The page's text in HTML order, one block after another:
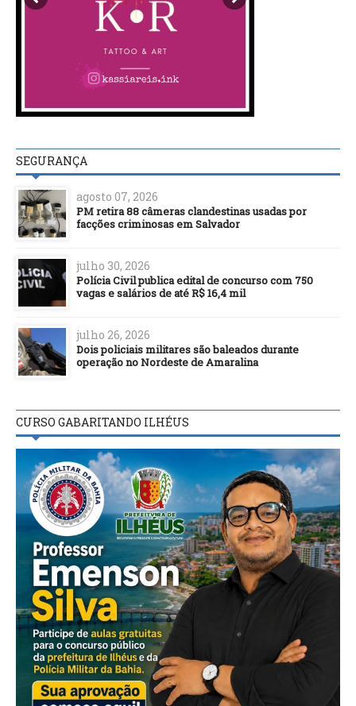
SEGURANÇA
agosto 07, 2026
PM retira 88 câmeras clandestinas usadas por
facções criminosas em Salvador
julho 30, 2026
Polícia Civil publica edital de concurso com 750
vagas e salários de até R$ 16,4 mil
julho 26, 2026
Dois policiais militares são baleados durante
operação no Nordeste de Amaralina
CURSO GABARITANDO ILHÉUS